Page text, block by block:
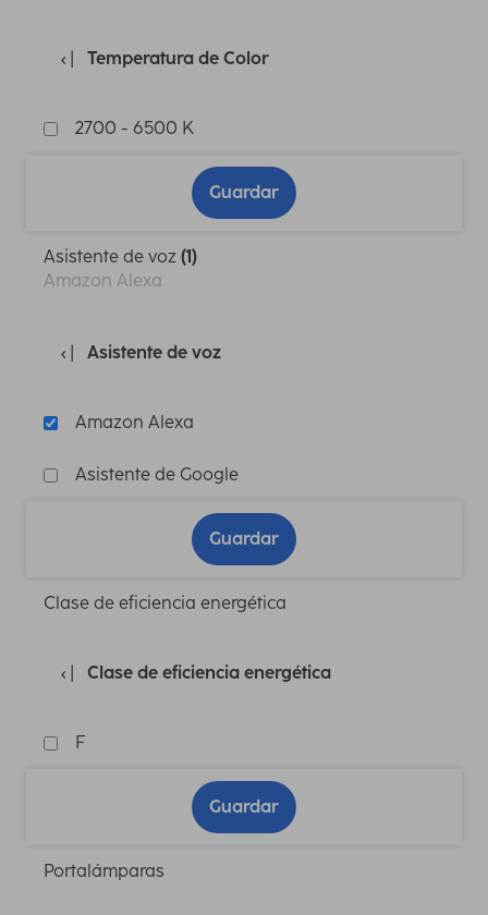
Temperatura de Color
2700 - 6500 K
Guardar
Asistente de voz (1)
Amazon Alexa
Asistente de voz
Amazon Alexa
Asistente de Google
Guardar
Clase de eficiencia energética
Clase de eficiencia energética
F
Guardar
Portalámparas